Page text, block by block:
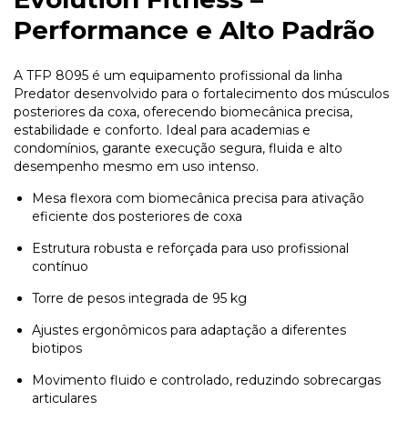
Performance e Alto Padrão
A TFP 8095 é um equipamento profissional da linha
Predator desenvolvido para o fortalecimento dos músculos
posteriores da coxa, oferecendo biomecânica precisa,
estabilidade e conforto. Ideal para academias e
condomínios, garante execução segura, fluida e alto
desempenho mesmo em uso intenso.
Mesa flexora com biomecânica precisa para ativação
eficiente dos posteriores de coxa
Estrutura robusta e reforçada para uso profissional
contínuo
Torre de pesos integrada de 95 kg
Ajustes ergonômicos para adaptação a diferentes
biotipos
Movimento fluido e controlado, reduzindo sobrecargas
articulares